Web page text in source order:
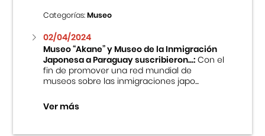
Categorías:Museo
02/04/2024
Museo “Akane” y Museo de la Inmigración
Japonesa a Paraguay suscribieron...:Con el
fin de promover una red mundial de
museos sobre las inmigraciones japo...
Ver más